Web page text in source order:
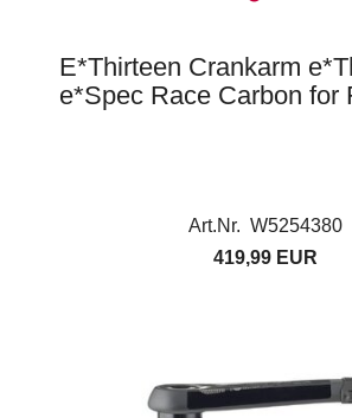
E*Thirteen Crankarm
e*Spec Race Carbon for
Art.Nr. W5254380
419,99 EUR